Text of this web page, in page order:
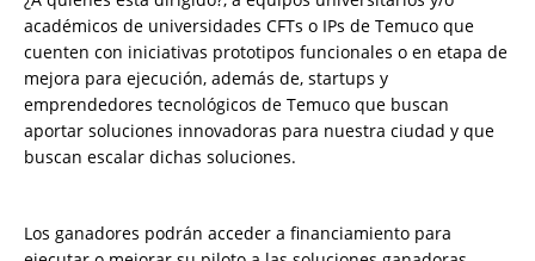
académicos de universidades CFTs o IPs de Temuco que
cuenten con iniciativas prototipos funcionales o en etapa de
mejora para ejecución, además de, startups y
emprendedores tecnológicos de Temuco que buscan
aportar soluciones innovadoras para nuestra ciudad y que
buscan escalar dichas soluciones.
Los ganadores podrán acceder a financiamiento para